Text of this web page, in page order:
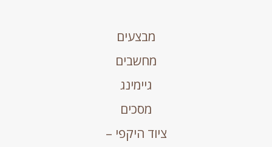
מבצעים
מחשבים
גיימינג
מסכים
ציוד היקפי –